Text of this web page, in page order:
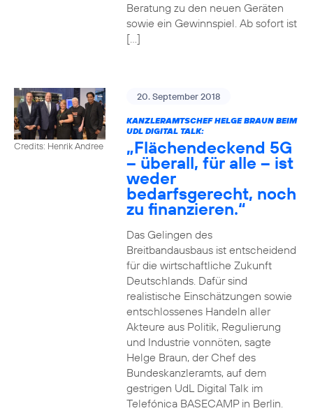
Beratung zu den neuen Geräten
sowie ein Gewinnspiel. Ab sofort ist
[…]
Credits: Henrik Andree
20. September 2018
KANZLERAMTSCHEF HELGE BRAUN BEIM
UDL DIGITAL TALK:
„Flächendeckend 5G
– überall, für alle – ist
weder
bedarfsgerecht, noch
zu finanzieren.“
Das Gelingen des
Breitbandausbaus ist entscheidend
für die wirtschaftliche Zukunft
Deutschlands. Dafür sind
realistische Einschätzungen sowie
entschlossenes Handeln aller
Akteure aus Politik, Regulierung
und Industrie vonnöten, sagte
Helge Braun, der Chef des
Bundeskanzleramts, auf dem
gestrigen UdL Digital Talk im
Telefónica BASECAMP in Berlin.